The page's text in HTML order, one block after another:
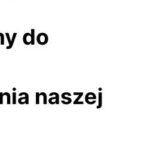
do
naszej